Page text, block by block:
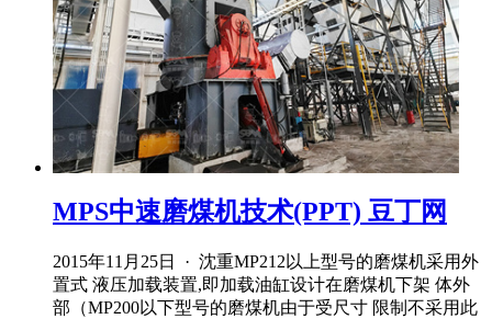
MPS中速磨煤机技术(PPT) 豆丁网
2015年11月25日 · 沈重MP212以上型号的磨煤机采用外
置式 液压加载装置,即加载油缸设计在磨煤机下架 体外
部（MP200以下型号的磨煤机由于受尺寸 限制不采用此